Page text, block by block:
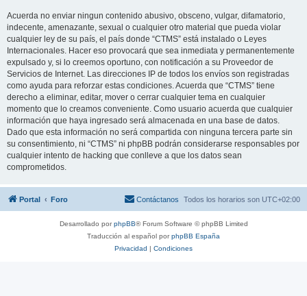
Acuerda no enviar ningun contenido abusivo, obsceno, vulgar, difamatorio,
indecente, amenazante, sexual o cualquier otro material que pueda violar
cualquier ley de su país, el país donde “CTMS” está instalado o Leyes
Internacionales. Hacer eso provocará que sea inmediata y permanentemente
expulsado y, si lo creemos oportuno, con notificación a su Proveedor de
Servicios de Internet. Las direcciones IP de todos los envíos son registradas
como ayuda para reforzar estas condiciones. Acuerda que “CTMS” tiene
derecho a eliminar, editar, mover o cerrar cualquier tema en cualquier
momento que lo creamos conveniente. Como usuario acuerda que cualquier
información que haya ingresado será almacenada en una base de datos.
Dado que esta información no será compartida con ninguna tercera parte sin
su consentimiento, ni “CTMS” ni phpBB podrán considerarse responsables por
cualquier intento de hacking que conlleve a que los datos sean
comprometidos.
Portal Foro Todos los horarios son UTC+02:00
Contáctanos
Desarrollado porphpBB® Forum Software © phpBB Limited
Traducción al español porphpBB España
Privacidad | Condiciones